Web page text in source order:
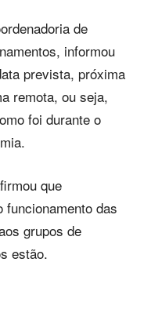
de
informou
prevista, próxima
remota, ou seja,
foi durante o
que
funcionamento das
grupos de
estão.